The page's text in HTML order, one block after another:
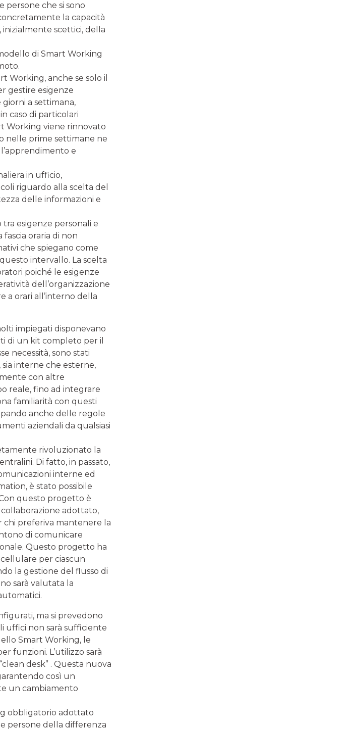
persone che si sono
la capacità
inizialmente scettici, della
di Smart Working
Working, anche se solo il
gestire esigenze
a settimana,
caso di particolari
Working viene rinnovato
nelle prime settimane ne
e
in ufficio,
riguardo alla scelta del
delle informazioni e
esigenze personali e
oraria di non
che spiegano come
intervallo. La scelta
poiché le esigenze
dell’organizzazione
a orari all’interno della
impiegati disponevano
di un kit completo per il
necessità, sono stati
interne che esterne,
con altre
reale, fino ad integrare
familiarità con questi
anche delle regole
aziendali da qualsiasi
rivoluzionato la
Di fatto, in passato,
interne ed
è stato possibile
questo progetto è
adottato,
chi preferiva mantenere la
di comunicare
Questo progetto ha
per ciascun
la gestione del flusso di
sarà valutata la
ma si prevedono
uffici non sarà sufficiente
Smart Working, le
funzioni. L’utilizzo sarà
desk” . Questa nuova
così un
un cambiamento
obbligatorio adottato
persone della differenza